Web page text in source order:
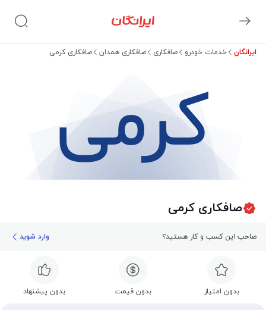
ایرانگان خدمات خودرو صافکاری صافکاری همدان صافکاری کرمی
کرمی
صافکاری کرمی
صاحب این کسب و کار هستید؟ وارد شوید
بدون امتیاز بدون قیمت بدون پیشنهاد